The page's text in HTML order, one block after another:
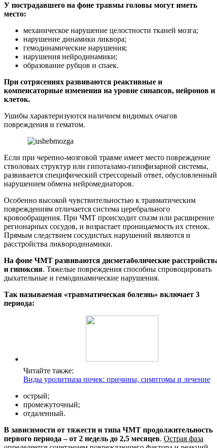
У пострадавшего на фоне травмы головы могут иметь
место:
механическое нарушение целостности тканей мозга;
нарушение динамики ликвора;
гемодинамические нарушения;
нарушения нейродинамики;
образование рубцов и спаек.
При сотрясениях развиваются реактивные и
компенсаторные изменения на уровне синапсов, нейронов и
клеток.
Ушибы характеризуются наличием видимых очагов
повреждения и гематом.
Если при черепно-мозговой травме имеет место повреждение
стволовых структур или гипоталамо-гипофизарной системы,
развивается специфический стрессорный ответ, обусловленный
нарушением обмена нейромедиаторов.
Особенно высокой чувствительностью к травматическим
повреждениям отличается система церебрального
кровообращения. При ЧМТ происходит спазм или расширение
регионарных сосудов, и возрастает проницаемость их стенок.
Прямым следствием сосудистых нарушений являются и
расстройства ликвородинамики.
На фоне ЧМТ развиваются дисметаболические
и гипоксия. Тяжелые повреждения способны спровоцировать
дыхательные и гемодинамические нарушения.
Так называемая «травматическая болезнь» включает 3
периода:
Читайте также:
Виды уролитиаза почек: причины, симптомы и лечение
острый;
промежуточный;
отдаленный.
В зависимости от тяжести и типа ЧМТ продолжительность
первого периода – от 2 недель до 2,5 месяцев. Острая фаза